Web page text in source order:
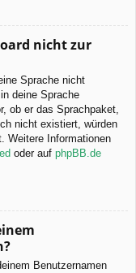
nicht zur
Sprache nicht
deine Sprache
ob er das Sprachpaket,
nicht existiert, würden
Weitere Informationen
oder auf phpBB.de
Benutzernamen